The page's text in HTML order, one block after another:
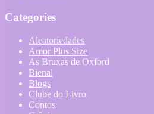
Categories
Aleatoriedades
Amor Plus Size
As Bruxas de Oxford
Bienal
Blogs
Clube do Livro
Contos